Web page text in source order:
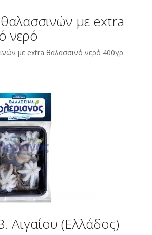
με extra
νερό
με extra θαλασσινό νερό 400γρ
Αιγαίου (Ελλάδος)